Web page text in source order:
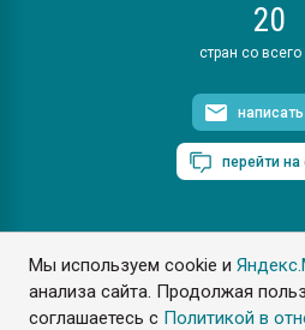
Мы используем cookie и
анализа сайта. Продолжая
соглашаетесь с Политикой в
20
стран со
перейти
ПластЭксперт © 2006.
Разрешается копирование
ссылкой на www.e-